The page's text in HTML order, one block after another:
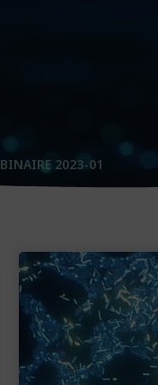
BINAIRE 2023-01